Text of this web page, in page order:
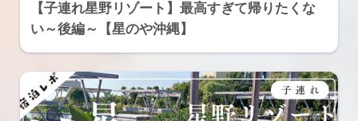
【子連れ星野リゾート】最高すぎて帰りたくな
い～後編～【星のや沖縄】